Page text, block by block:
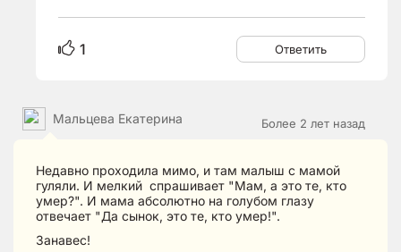
1 Ответить
Более 2 лет назад
Мальцева Екатерина
Недавно проходила мимо, и там малыш с мамой
гуляли. И мелкий спрашивает "Мам, а это те, кто
умер?". И мама абсолютно на голубом глазу
отвечает "Да сынок, это те, кто умер!".
Занавес!